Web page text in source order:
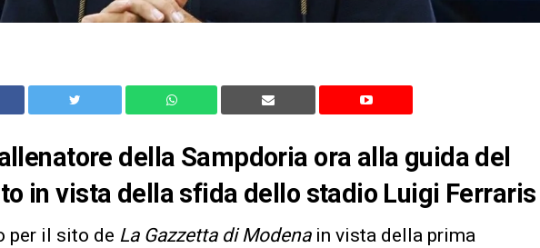
della Sampdoria ora alla guida del
in vista della sfida dello stadio Luigi Ferraris
per il sito de La Gazzetta di Modenain vista della prima